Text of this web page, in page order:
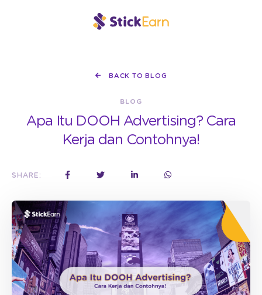
BACK TO BLOG
BLOG
Apa Itu DOOH Advertising? Cara
Kerja dan Contohnya!
SHARE: